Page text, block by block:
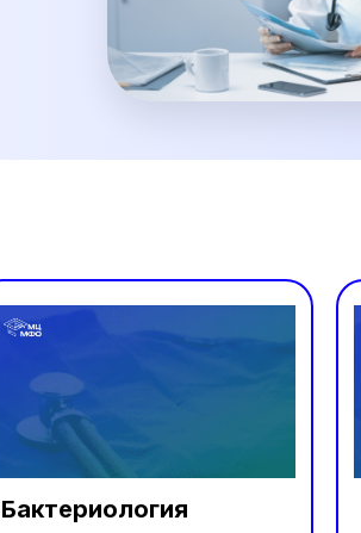
Бактериология